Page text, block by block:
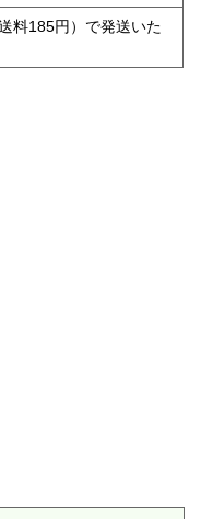
料185円）で発送いた